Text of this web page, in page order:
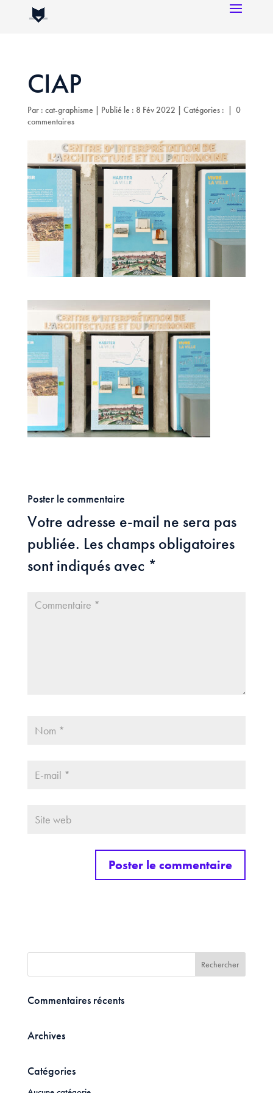
CIAP
Par : cat-graphisme | Publié le : 8 Fév 2022 | Catégories : | 0
commentaires
Poster le commentaire
Votre adresse e-mail ne sera pas
publiée. Les champs obligatoires
sont indiqués avec *
Commentaires récents
Archives
Catégories